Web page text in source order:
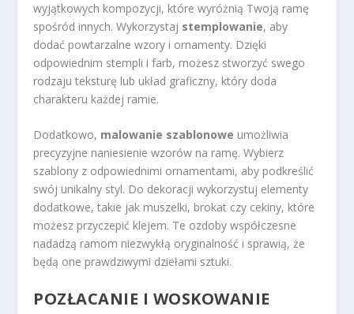
wyjątkowych kompozycji, które wyróżnią Twoją ramę
spośród innych. Wykorzystaj stemplowanie, aby
dodać powtarzalne wzory i ornamenty. Dzięki
odpowiednim stempli i farb, możesz stworzyć swego
rodzaju teksturę lub układ graficzny, który doda
charakteru każdej ramie.
Dodatkowo, malowanie szablonowe umożliwia
precyzyjne naniesienie wzorów na ramę. Wybierz
szablony z odpowiednimi ornamentami, aby podkreślić
swój unikalny styl. Do dekoracji wykorzystuj elementy
dodatkowe, takie jak muszelki, brokat czy cekiny, które
możesz przyczepić klejem. Te ozdoby współczesne
nadadzą ramom niezwykłą oryginalność i sprawią, że
będą one prawdziwymi dziełami sztuki.
POZŁACANIE I WOSKOWANIE